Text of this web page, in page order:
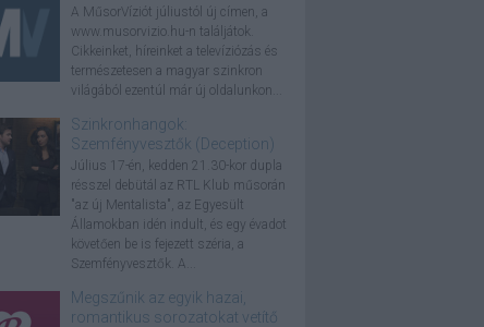
A MűsorVíziót júliustól új címen, a
www.musorvizio.hu-n találjátok.
Cikkeinket, híreinket a televíziózás és
természetesen a magyar szinkron
világából ezentúl már új oldalunkon...
Szinkronhangok:
Szemfényvesztők (Deception)
Július 17-én, kedden 21.30-kor dupla
résszel debütál az RTL Klub műsorán
"az új Mentalista", az Egyesült
Államokban idén indult, és egy évadot
követően be is fejezett széria, a
Szemfényvesztők. A...
Megszűnik az egyik hazai,
romantikus sorozatokat vetítő